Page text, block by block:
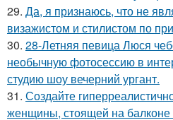
29. Да, я признаюсь, что не
визажистом и стилистом по
30. 28-Летняя певица Люся
необычную фотосессию в
студию шоу вечерний ургант.
31. Создайте
женщины, стоящей на балконе